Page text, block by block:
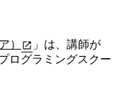
）
」は、講師が
ログラミングスクー